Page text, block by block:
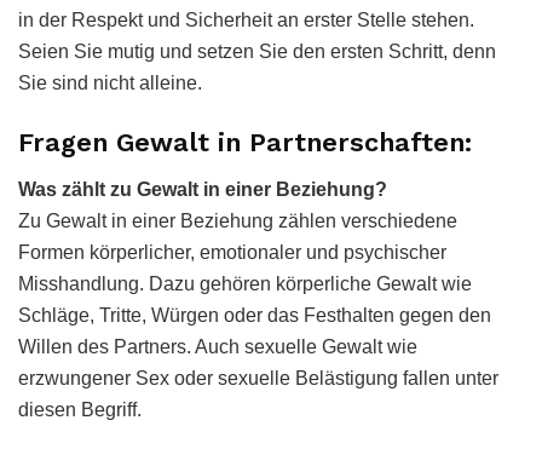
in der Respekt und Sicherheit an erster Stelle stehen.
Seien Sie mutig und setzen Sie den ersten Schritt, denn
Sie sind nicht alleine.
Fragen Gewalt in Partnerschaften:
Was zählt zu Gewalt in einer Beziehung?
Zu Gewalt in einer Beziehung zählen verschiedene
Formen körperlicher, emotionaler und psychischer
Misshandlung. Dazu gehören körperliche Gewalt wie
Schläge, Tritte, Würgen oder das Festhalten gegen den
Willen des Partners. Auch sexuelle Gewalt wie
erzwungener Sex oder sexuelle Belästigung fallen unter
diesen Begriff.